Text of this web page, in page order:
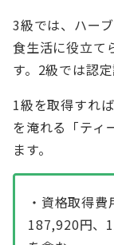
3級では、ハー
食生活に役立て
す。2級では認
1級を取得すれ
を淹れる「ティ
ます。
・資格取得
187,920円、